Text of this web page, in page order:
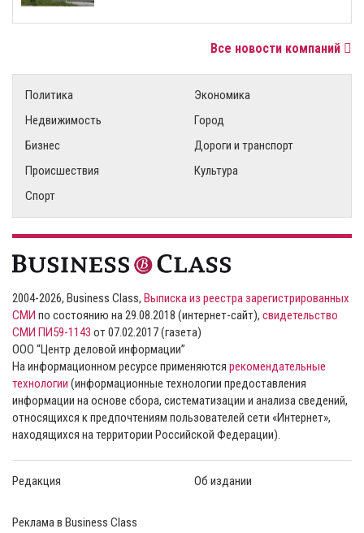
Все новости компаний
Политика
Экономика
Недвижимость
Город
Бизнес
Дороги и транспорт
Происшествия
Культура
Спорт
2004-2026, Business Class, Выписка из реестра зарегистрированных
СМИ по состоянию на 29.08.2018 (интернет-сайт), свидетельство
СМИ ПИ59-1143 от 07.02.2017 (газета)
ООО “Центр деловой информации”
На информационном ресурсе применяются рекомендательные
технологии (информационные технологии предоставления
информации на основе сбора, систематизации и анализа сведений,
относящихся к предпочтениям пользователей сети «Интернет»,
находящихся на территории Российской Федерации).
Редакция Об издании
Реклама в Business Class